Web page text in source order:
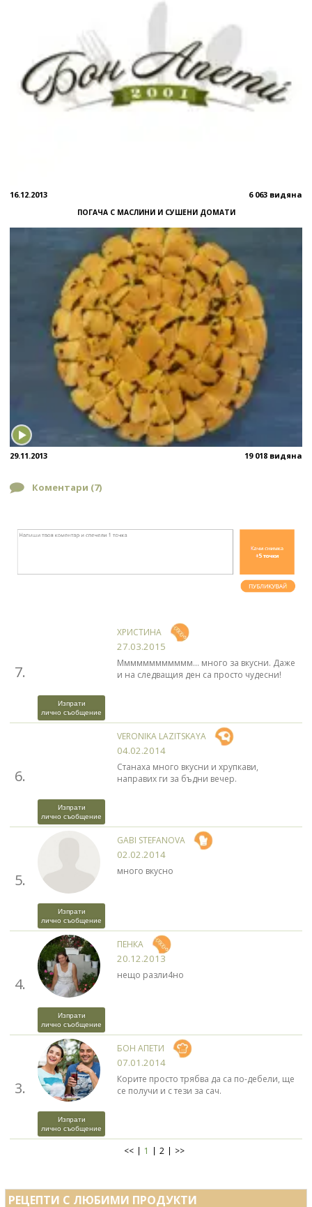
16.12.2013 6 063 видяна
ПОГАЧА С МАСЛИНИ И СУШЕНИ ДОМАТИ
29.11.2013 19 018 видяна
Коментари (7)
7.
Изпрати
лично съобщение
ХРИСТИНА
27.03.2015
Мммммммммммм... много за вкусни. Даже
и на следващия ден са просто чудесни!
6.
Изпрати
лично съобщение
VERONIKA LAZITSKAYA
04.02.2014
Станаха много вкусни и хрупкави,
направих ги за бъдни вечер.
5.
Изпрати
лично съобщение
GABI STEFANOVA
02.02.2014
много вкусно
4.
Изпрати
лично съобщение
ПЕНКА
20.12.2013
нещо разли4но
3.
Изпрати
лично съобщение
БОН АПЕТИ
07.01.2014
Корите просто трябва да са по-дебели, ще
се получи и с тези за сач.
<< 1 2 >>
РЕЦЕПТИ С ЛЮБИМИ ПРОДУКТИ